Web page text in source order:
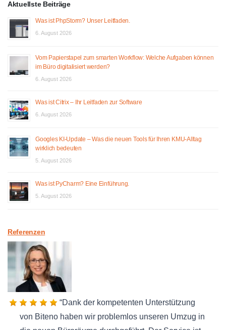
Aktuellste Beiträge
Was ist PhpStorm? Unser Leitfaden.
6. August 2026
Vom Papierstapel zum smarten Workflow: Welche Aufgaben können
im Büro digitalisiert werden?
6. August 2026
Was ist Citrix – Ihr Leitfaden zur Software
6. August 2026
Googles KI-Update – Was die neuen Tools für Ihren KMU-Alltag
wirklich bedeuten
5. August 2026
Was ist PyCharm? Eine Einführung.
5. August 2026
Referenzen
Dank der kompetenten Unterstützung
von Biteno haben wir problemlos unseren Umzug in